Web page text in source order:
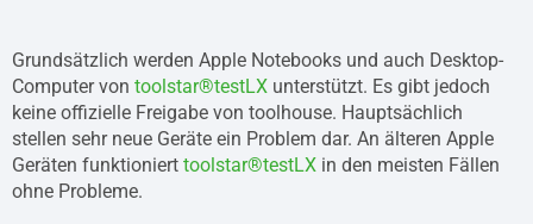
Grundsätzlich werden Apple Notebooks und auch Desktop-
Computer von toolstar®testLX unterstützt. Es gibt jedoch
keine offizielle Freigabe von toolhouse. Hauptsächlich
stellen sehr neue Geräte ein Problem dar. An älteren Apple
Geräten funktioniert toolstar®testLX in den meisten Fällen
ohne Probleme.